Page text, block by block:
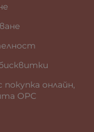
онлайн,
ОРС